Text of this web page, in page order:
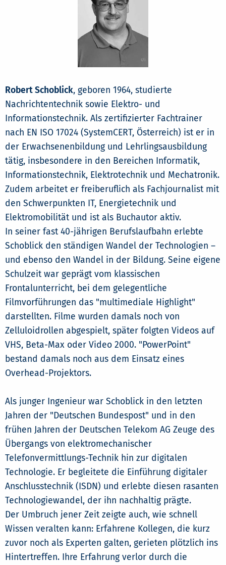
Robert Schoblick, geboren 1964, studierte
Nachrichtentechnik sowie Elektro- und
Informationstechnik. Als zertifizierter Fachtrainer
nach EN ISO 17024 (SystemCERT, Österreich) ist er in
der Erwachsenenbildung und Lehrlingsausbildung
tätig, insbesondere in den Bereichen Informatik,
Informationstechnik, Elektrotechnik und Mechatronik.
Zudem arbeitet er freiberuflich als Fachjournalist mit
den Schwerpunkten IT, Energietechnik und
Elektromobilität und ist als Buchautor aktiv.
In seiner fast 40-jährigen Berufslaufbahn erlebte
Schoblick den ständigen Wandel der Technologien –
und ebenso den Wandel in der Bildung. Seine eigene
Schulzeit war geprägt vom klassischen
Frontalunterricht, bei dem gelegentliche
Filmvorführungen das "multimediale Highlight"
darstellten. Filme wurden damals noch von
Zelluloidrollen abgespielt, später folgten Videos auf
VHS, Beta-Max oder Video 2000. "PowerPoint"
bestand damals noch aus dem Einsatz eines
Overhead-Projektors.
Als junger Ingenieur war Schoblick in den letzten
Jahren der "Deutschen Bundespost" und in den
frühen Jahren der Deutschen Telekom AG Zeuge des
Übergangs von elektromechanischer
Telefonvermittlungs-Technik hin zur digitalen
Technologie. Er begleitete die Einführung digitaler
Anschlusstechnik (ISDN) und erlebte diesen rasanten
Technologiewandel, der ihn nachhaltig prägte.
Der Umbruch jener Zeit zeigte auch, wie schnell
Wissen veralten kann: Erfahrene Kollegen, die kurz
zuvor noch als Experten galten, gerieten plötzlich ins
Hintertreffen. Ihre Erfahrung verlor durch die